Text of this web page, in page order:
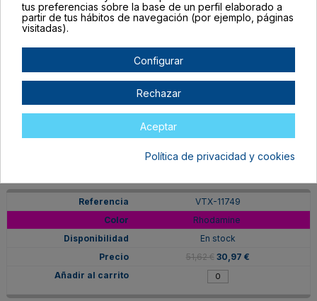
Naranja 021
VTX-11749
Rhodamine
En stock
51,62 € 30,97 €
tus preferencias sobre la base de un perfil elaborado a
partir de tus hábitos de navegación (por ejemplo, páginas
visitadas).
Configurar
Rechazar
Aceptar
Política de privacidad y cookies